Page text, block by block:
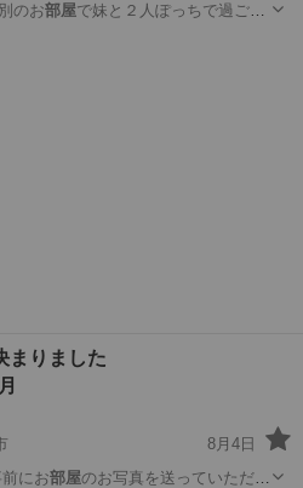
のお部屋で妹と２人ぽっちで過ごし
まりました
8月4日
にお部屋のお写真を送っていただい